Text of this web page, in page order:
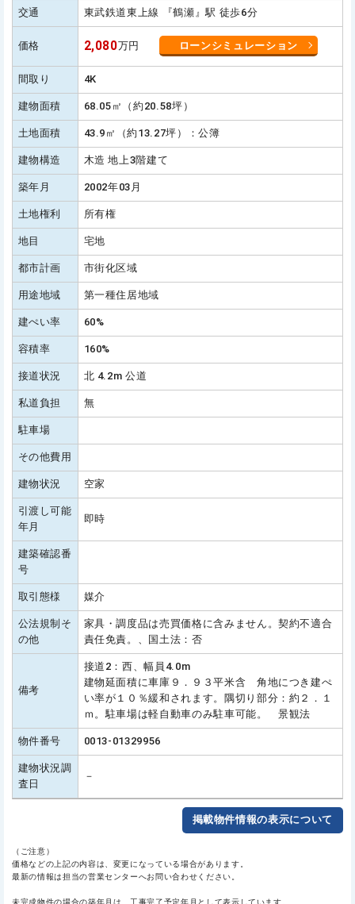
交通 東武鉄道東上線 『鶴瀬』駅 徒歩6分
価格 2,080万円 ローンシミュレーション
間取り 4K
建物面積 68.05㎡（約20.58坪）
土地面積 43.9㎡（約13.27坪）：公簿
建物構造 木造 地上3階建て
築年月 2002年03月
土地権利 所有権
地目 宅地
都市計画 市街化区域
用途地域 第一種住居地域
建ぺい率 60%
容積率 160%
接道状況 北 4.2m 公道
私道負担 無
駐車場
その他費用
建物状況 空家
引渡し可能
年月
即時
建築確認番
号
取引態様 媒介
公法規制そ
の他
家具・調度品は売買価格に含みません。契約不適合
責任免責。、国土法：否
備考
接道2：西、幅員4.0m
建物延面積に車庫９．９３平米含 角地につき建ぺ
い率が１０％緩和されます。隅切り部分：約２．１
ｍ。駐車場は軽自動車のみ駐車可能。 景観法
物件番号 0013-01329956
建物状況調
査日
－
掲載物件情報の表示について
（ご注意）
価格などの上記の内容は、変更になっている場合があります。
最新の情報は担当の営業センターへお問い合わせください。
未完成物件の場合の築年月は、工事完了予定年月として表示しています。